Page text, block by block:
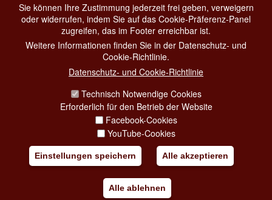
Sie können Ihre Zustimmung jederzeit frei geben, verweigern
oder widerrufen, indem Sie auf das Cookie-Präferenz-Panel
zugreifen, das im Footer erreichbar ist.
Weitere Informationen finden Sie in der Datenschutz- und
Cookie-Richtlinie.
Datenschutz- und Cookie-Richtlinie
Technisch Notwendige Cookies
Erforderlich für den Betrieb der Website
Facebook-Cookies
YouTube-Cookies
Einstellungen speichern Alle akzeptieren
Alle ablehnen